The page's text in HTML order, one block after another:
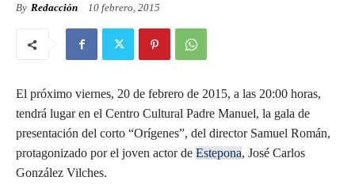
By Redacción 10 febrero, 2015
El próximo viernes, 20 de febrero de 2015, a las 20:00 horas,
tendrá lugar en el Centro Cultural Padre Manuel, la gala de
presentación del corto “Orígenes”, del director Samuel Román,
protagonizado por el joven actor de Estepona, José Carlos
González Vilches.